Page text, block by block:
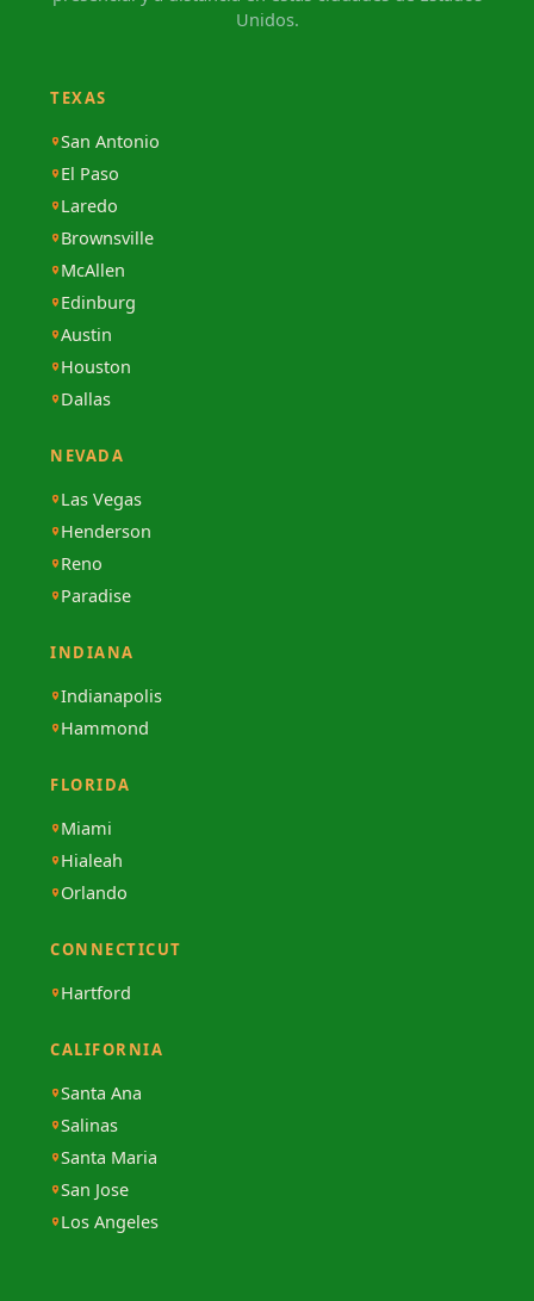
Unidos.
TEXAS
San Antonio
El Paso
Laredo
Brownsville
McAllen
Edinburg
Austin
Houston
Dallas
NEVADA
Las Vegas
Henderson
Reno
Paradise
INDIANA
Indianapolis
Hammond
FLORIDA
Miami
Hialeah
Orlando
CONNECTICUT
Hartford
CALIFORNIA
Santa Ana
Salinas
Santa Maria
San Jose
Los Angeles